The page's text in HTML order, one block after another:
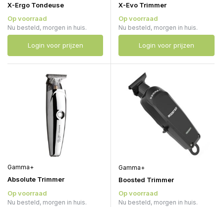
X-Ergo Tondeuse
Op voorraad
Nu besteld, morgen in huis.
Login voor prijzen
X-Evo Trimmer
Op voorraad
Nu besteld, morgen in huis.
Login voor prijzen
Gamma+
Absolute Trimmer
Op voorraad
Nu besteld, morgen in huis.
Gamma+
Boosted Trimmer
Op voorraad
Nu besteld, morgen in huis.